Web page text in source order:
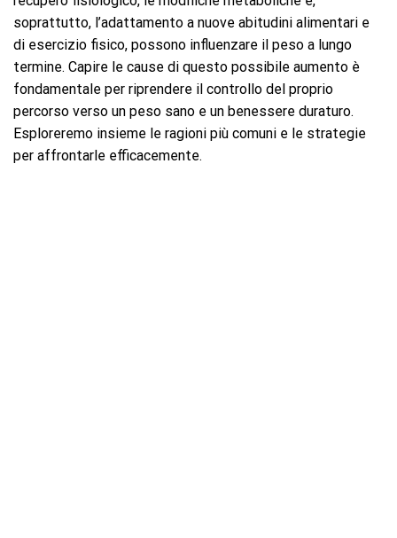
soprattutto, l’adattamento a nuove abitudini alimentari e
di esercizio fisico, possono influenzare il peso a lungo
termine. Capire le cause di questo possibile aumento è
fondamentale per riprendere il controllo del proprio
percorso verso un peso sano e un benessere duraturo.
Esploreremo insieme le ragioni più comuni e le strategie
per affrontarle efficacemente.